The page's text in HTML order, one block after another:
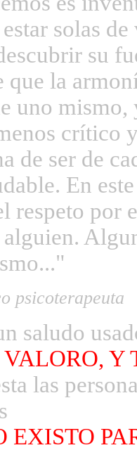
solas
su
la
uno
crítico
de ser de
En
respeto por
psicoterapeuta
saludo
VALORO, Y
las
EXISTO